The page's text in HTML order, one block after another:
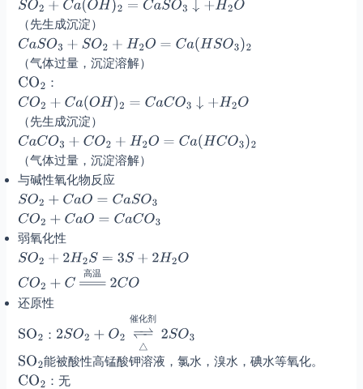
（先生成沉淀）
（气体过量，沉淀溶解）
：
（先生成沉淀）
（气体过量，沉淀溶解）
与碱性氧化物反应
弱氧化性
高温
还原性
：
催化剂
能被酸性高锰酸钾溶液，氯水，溴水，碘水等氧化。
：无